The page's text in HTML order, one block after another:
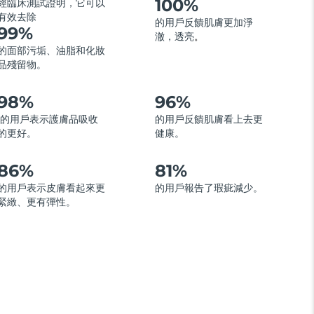
臨床測試證明，它可以
效去除
面部污垢、油脂和化妝
殘留物。
100%
的用戶反饋肌膚更加淨
澈，透亮。
用戶表示護膚品吸收
更好。
96%
的用戶反饋肌膚看上去更
健康。
用戶表示皮膚看起來更
緻、更有彈性。
81%
的用戶報告了瑕疵減少。